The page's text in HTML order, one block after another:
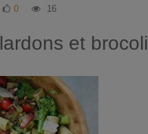
0 16
et brocoli